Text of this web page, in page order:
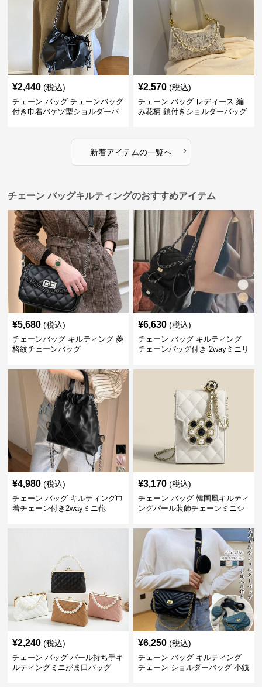
¥2,440 (税込)
チェーン バッグ チェーンバッグ
付き巾着バケツ型ショルダーバ
¥2,570 (税込)
チェーン バッグ レディース 編
み花柄 鎖付きショルダーバッグ
新着アイテムの一覧へ ›
チェーン バッグキルティングのおすすめアイテム
¥5,680 (税込)
チェーンバッグ キルティング 菱
格紋チェーンバッグ
¥6,630 (税込)
チェーン バッグ キルティング
チェーンバッグ付き 2wayミニリ
¥4,980 (税込)
チェーン バッグ キルティング巾
着チェーン付き2wayミニ鞄
¥3,170 (税込)
チェーン バッグ 韓国風キルティ
ングパール装飾チェーンミニシ
¥2,240 (税込)
チェーン バッグ パール持ち手キ
ルティングミニがま口バッグ
¥6,250 (税込)
チェーン バッグ キルティング
チェーン ショルダーバッグ 小銭